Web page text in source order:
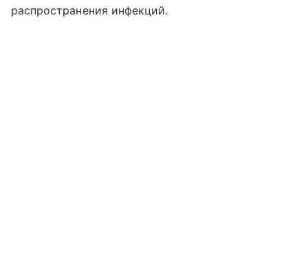
распространения инфекций.